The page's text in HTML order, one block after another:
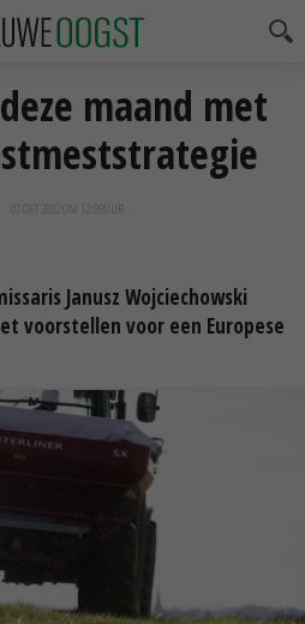
maand met
07 OKT 2022 OM 12:09
Janusz Wojciechowski
voorstellen voor een Europese